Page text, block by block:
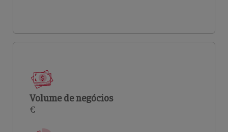
Volume de negócios
€